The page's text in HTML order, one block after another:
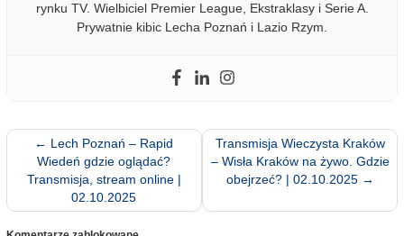
rynku TV. Wielbiciel Premier League, Ekstraklasy i Serie A.
Prywatnie kibic Lecha Poznań i Lazio Rzym.
← Lech Poznań – Rapid
Wiedeń gdzie oglądać?
Transmisja, stream online |
02.10.2025
Transmisja Wieczysta Kraków
– Wisła Kraków na żywo. Gdzie
obejrzeć? | 02.10.2025 →